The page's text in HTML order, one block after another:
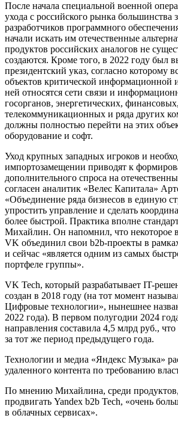
После начала специальной военной
ухода с российского рынка большинства
разработчиков программного
начали искать им отечественные
продуктов российских аналогов не
создаются. Кроме того, в 2022 году был
президентский указ, согласно которому
объектов критической информационной
ней относятся сети связи и
госорганов, энергетических,
телекоммуникационных и ряда других
должны полностью перейти на этих
оборудование и софт.
Уход крупных западных игроков и
импортозамещении приводят к
дополнительного спроса на
согласен аналитик «Велес Капитала»
«Объединение ряда бизнесов в единую
упростить управление и сделать
более быстрой. Практика вполне
Михайлин. Он напомнил, что некоторое
VK объединил свои b2b-проекты в
и сейчас «является одним из самых
портфеле группы».
VK Tech, который разрабатывает IT-
создан в 2018 году (на тот момент
Цифровые технологии», нынешнее
2022 года). В первом полугодии 2024
направления составила 4,5 млрд руб.,
за тот же период предыдущего года.
Технологии и медиа «Яндекс Музыка»
удаленного контента по требованию
По мнению Михайлина, среди продуктов,
продвигать Yandex b2b Tech, «очень
в облачных сервисах».